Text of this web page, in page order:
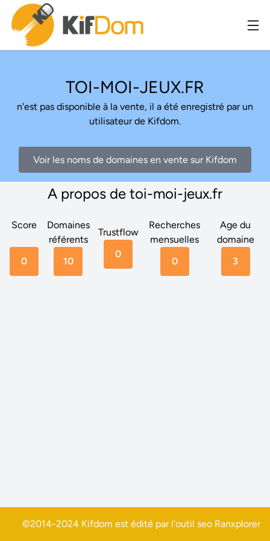
TOI-MOI-JEUX.FR
n'est pas disponible à la vente, il a été enregistré par un
utilisateur de Kifdom.
Voir les noms de domaines en vente sur Kifdom
A propos de toi-moi-jeux.fr
Score
0
Domaines
référents
10
Trustflow
0
Recherches
mensuelles
0
Age du
domaine
3
©2014-2024 Kifdom est édité par l'outil seo Ranxplorer